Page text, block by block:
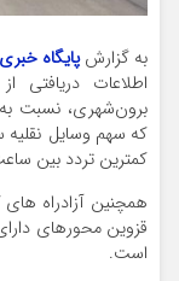
به گزارشپایگاه
کمترین تردد بین ساعت ۳ تا ۴ بامداد انجام شده
همچنین آزادراه
است.